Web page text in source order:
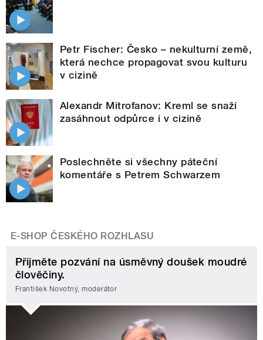
Petr Fischer: Česko – nekulturní země,
která nechce propagovat svou kulturu
v cizině
Alexandr Mitrofanov: Kreml se snaží
zasáhnout odpůrce i v cizině
Poslechněte si všechny páteční
komentáře s Petrem Schwarzem
E-SHOP ČESKÉHO ROZHLASU
Přijměte pozvání na úsměvný doušek moudré
člověčiny.
František Novotný, moderátor